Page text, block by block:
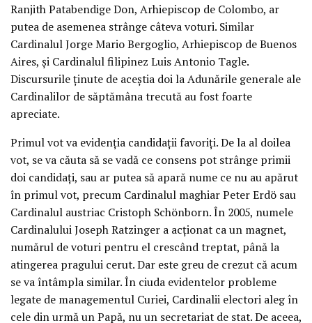
Ranjith Patabendige Don, Arhiepiscop de Colombo, ar
putea de asemenea strânge câteva voturi. Similar
Cardinalul Jorge Mario Bergoglio, Arhiepiscop de Buenos
Aires, şi Cardinalul filipinez Luis Antonio Tagle.
Discursurile ţinute de aceştia doi la Adunările generale ale
Cardinalilor de săptămâna trecută au fost foarte
apreciate.
Primul vot va evidenţia candidaţii favoriţi. De la al doilea
vot, se va căuta să se vadă ce consens pot strânge primii
doi candidaţi, sau ar putea să apară nume ce nu au apărut
în primul vot, precum Cardinalul maghiar Peter Erdö sau
Cardinalul austriac Cristoph Schönborn. În 2005, numele
Cardinalului Joseph Ratzinger a acţionat ca un magnet,
numărul de voturi pentru el crescând treptat, până la
atingerea pragului cerut. Dar este greu de crezut că acum
se va întâmpla similar. În ciuda evidentelor probleme
legate de managementul Curiei, Cardinalii electori aleg în
cele din urmă un Papă, nu un secretariat de stat. De aceea,